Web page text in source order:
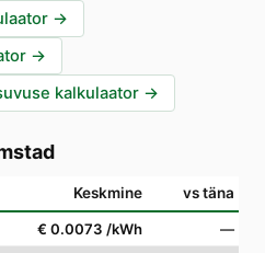
→
→
kalkulaator →
Keskmine vs täna
€ 0.0073 /kWh
—